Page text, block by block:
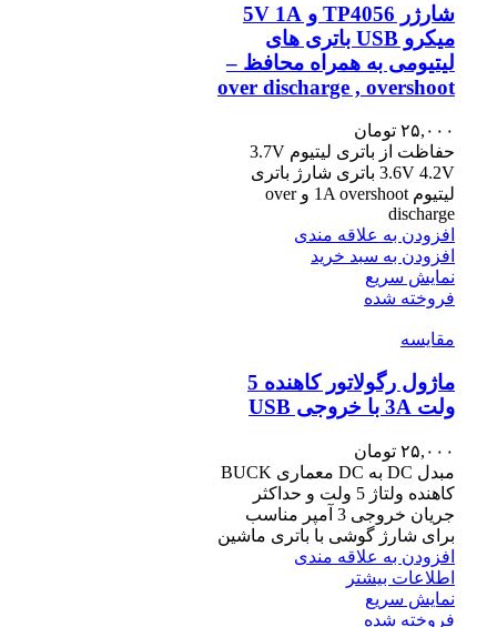
شارژر TP4056 و 5V 1A
میکرو USB باتری های
لیتیومی به همراه محافظ –
over discharge , overshoot
۲۵,۰۰۰ تومان
حفاظت از باتری لیتیوم 3.7V
3.6V 4.2V باتری شارژ باتری
لیتیوم 1A overshoot و over
discharge
افزودن به علاقه مندی
افزودن به سبد خرید
نمایش سریع
فروخته شده
مقايسه
ماژول رگولاتور کاهنده 5
ولت 3A با خروجی USB
۲۵,۰۰۰ تومان
مبدل DC به DC معماری BUCK
کاهنده ولتاژ 5 ولت و حداکثر
جریان خروجی 3 آمپر مناسب
برای شارژ گوشی با باتری ماشین
افزودن به علاقه مندی
اطلاعات بیشتر
نمایش سریع
فروخته شده